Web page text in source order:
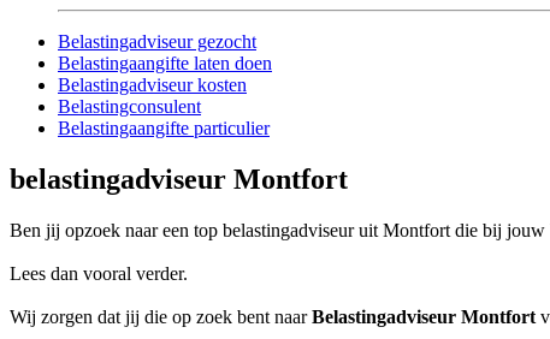
Belastingadviseur gezocht
Belastingaangifte laten doen
Belastingadviseur kosten
Belastingconsulent
Belastingaangifte particulier
belastingadviseur Montfort
Ben jij opzoek naar een top belastingadviseur uit Montfort die bij jouw
Lees dan vooral verder.
Wij zorgen dat jij die op zoek bent naarBelastingadviseur Montfort